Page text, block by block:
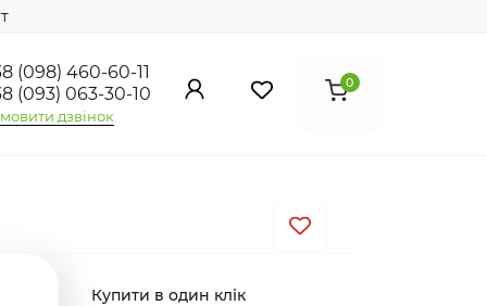
(098) 460-60-11
(093) 063-30-10
дзвінок
0
Купити в один клік